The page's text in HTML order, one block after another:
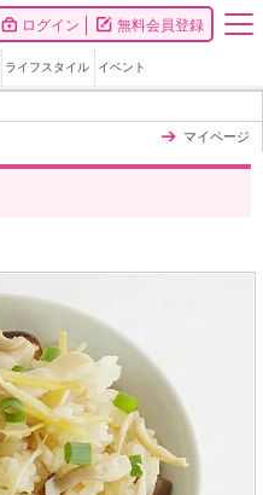
ログイン 無料会員登録
ライフスタイル イベント
マイページ